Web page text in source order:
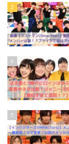
3
4
5